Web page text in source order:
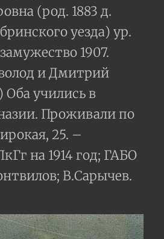
(род. 1883 д.
уезда) ур.
1907.
и Дмитрий
Оба учились в
Проживали по
25. –
на 1914 год; ГАБО
В.Сарычев.